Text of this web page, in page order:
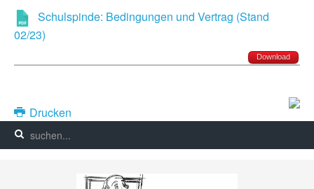
Schulspinde: Bedingungen und Vertrag (Stand
02/23)
Download
Drucken